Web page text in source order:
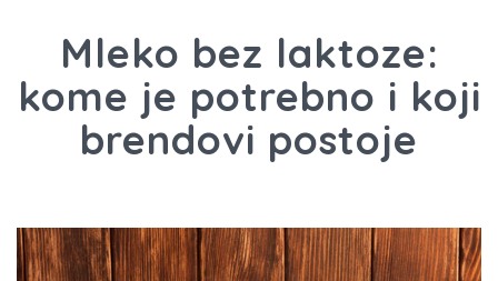
Mleko bez laktoze:
kome je potrebno i koji
brendovi postoje